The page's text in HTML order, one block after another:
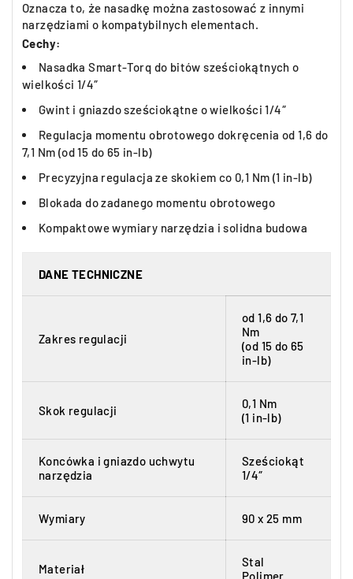
Oznacza to, że nasadkę można zastosować z innymi
narzędziami o kompatybilnych elementach.
Cechy:
Nasadka Smart-Torq do bitów sześciokątnych o
wielkości 1/4″
Gwint i gniazdo sześciokątne o wielkości 1/4″
Regulacja momentu obrotowego dokręcenia od 1,6 do
7,1 Nm (od 15 do 65 in-lb)
Precyzyjna regulacja ze skokiem co 0,1 Nm (1 in-lb)
Blokada do zadanego momentu obrotowego
Kompaktowe wymiary narzędzia i solidna budowa
DANE TECHNICZNE
Zakres regulacji
od 1,6 do 7,1
Nm
(od 15 do 65
in-lb)
Skok regulacji
0,1 Nm
(1 in-lb)
Koncówka i gniazdo uchwytu
narzędzia
Sześciokąt
1/4″
Wymiary 90 x 25 mm
Materiał
Stal
Polimer